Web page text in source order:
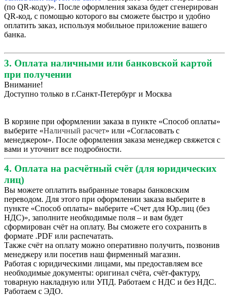
(по QR-коду)». После оформления заказа будет сгенерирован
QR-код, с помощью которого вы сможете быстро и удобно
оплатить заказ, используя мобильное приложение вашего
банка.
3. Оплата наличными или банковской картой
при получении
Внимание!
Доступно только в г.Санкт-Петербург и Москва
В корзине при оформлении заказа в пункте «Способ оплаты»
выберите «Наличный расчет» или «Согласовать с
менеджером». После оформления заказа менеджер свяжется с
вами и уточнит все подробности.
4. Оплата на расчётный счёт (для юридических
лиц)
Вы можете оплатить выбранные товары банковским
переводом. Для этого при оформлении заказа выберите в
пункте «Способ оплаты» выберите «Счет для Юр.лиц (без
НДС)», заполните необходимые поля – и вам будет
сформирован счёт на оплату. Вы сможете его сохранить в
формате .PDF или распечатать.
Также счёт на оплату можно оперативно получить, позвонив
менеджеру или посетив наш фирменный магазин.
Работая с юридическими лицами, мы предоставляем все
необходимые документы: оригинал счёта, счёт-фактуру,
товарную накладную или УПД. Работаем с НДС и без НДС.
Работаем с ЭДО.